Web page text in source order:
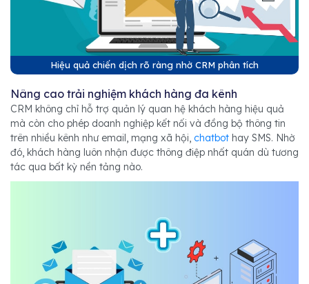
Hiệu quả chiến dịch rõ ràng nhờ CRM phân tích
Nâng cao trải nghiệm khách hàng đa kênh
CRM không chỉ hỗ trợ quản lý quan hệ khách hàng hiệu quả
mà còn cho phép doanh nghiệp kết nối và đồng bộ thông tin
trên nhiều kênh như email, mạng xã hội, chatbot hay SMS. Nhờ
đó, khách hàng luôn nhận được thông điệp nhất quán dù tương
tác qua bất kỳ nền tảng nào.